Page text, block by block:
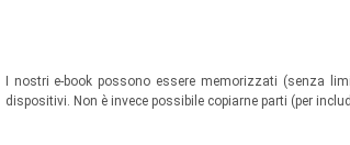
I nostri e-book possono essere memorizzati (senza
dispositivi. Non è invece possibile copiarne parti (per